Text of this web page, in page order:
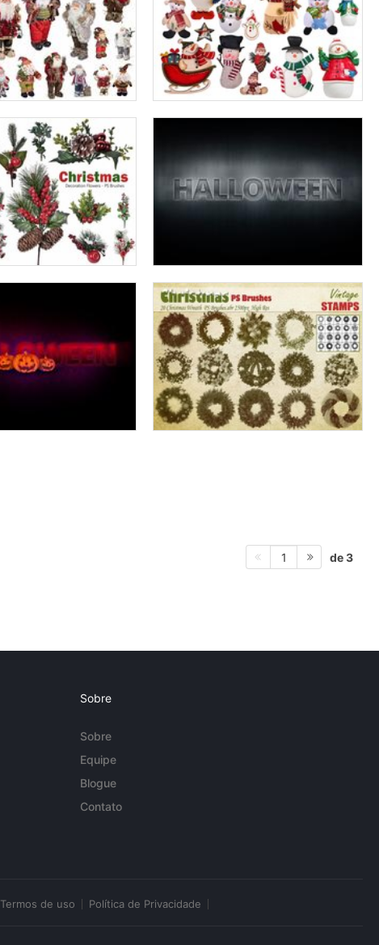
1 de 3
Sobre
Sobre
Equipe
Blogue
Contato
Termos de uso Política de Privacidade